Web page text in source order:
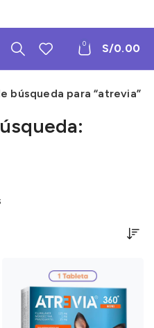
0 S/0.00
búsqueda para “atrevia”